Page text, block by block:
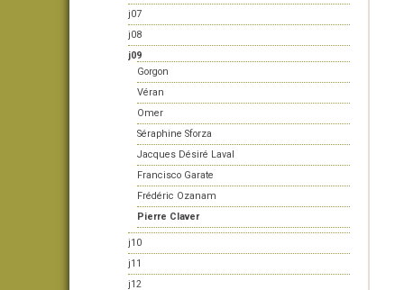
j07
j08
j09
Gorgon
Véran
Omer
Séraphine Sforza
Jacques Désiré Laval
Francisco Garate
Frédéric Ozanam
Pierre Claver
j10
j11
j12